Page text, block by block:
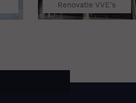
Renovatie VVE's